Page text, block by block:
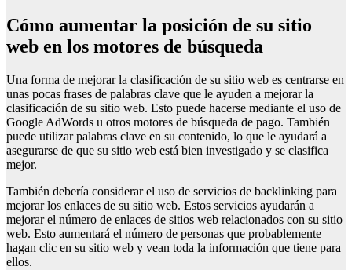
Cómo aumentar la posición de su sitio
web en los motores de búsqueda
Una forma de mejorar la clasificación de su sitio web es centrarse en
unas pocas frases de palabras clave que le ayuden a mejorar la
clasificación de su sitio web. Esto puede hacerse mediante el uso de
Google AdWords u otros motores de búsqueda de pago. También
puede utilizar palabras clave en su contenido, lo que le ayudará a
asegurarse de que su sitio web está bien investigado y se clasifica
mejor.
También debería considerar el uso de servicios de backlinking para
mejorar los enlaces de su sitio web. Estos servicios ayudarán a
mejorar el número de enlaces de sitios web relacionados con su sitio
web. Esto aumentará el número de personas que probablemente
hagan clic en su sitio web y vean toda la información que tiene para
ellos.